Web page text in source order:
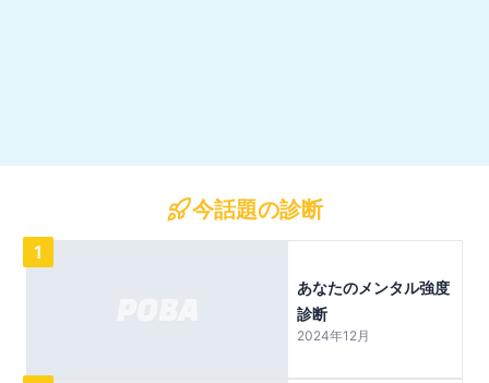
今話題の診断
1
あなたのメンタル強度
診断
2024年12月